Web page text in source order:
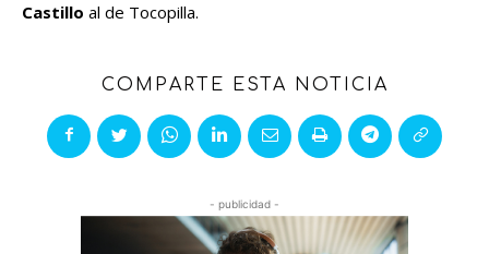
Castillo al de Tocopilla.
COMPARTE ESTA NOTICIA
- publicidad -